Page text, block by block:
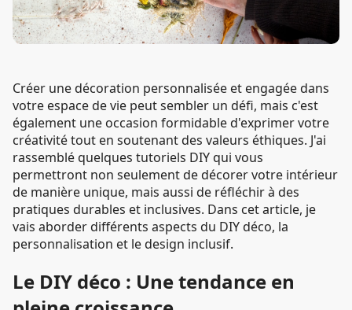
Créer une décoration personnalisée et engagée dans
votre espace de vie peut sembler un défi, mais c'est
également une occasion formidable d'exprimer votre
créativité tout en soutenant des valeurs éthiques. J'ai
rassemblé quelques tutoriels DIY qui vous
permettront non seulement de décorer votre intérieur
de manière unique, mais aussi de réfléchir à des
pratiques durables et inclusives. Dans cet article, je
vais aborder différents aspects du DIY déco, la
personnalisation et le design inclusif.
Le DIY déco : Une tendance en